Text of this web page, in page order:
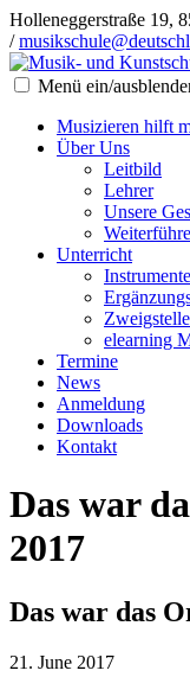
Holleneggerstraße 19,
/
Menü ein/
Musizieren hilft
Über Uns
Leitbild
Lehrer
Unsere
Unterricht
Instrumente
elearning
Termine
News
Anmeldung
Downloads
Kontakt
Das war
2017
Das war das
21. June 2017